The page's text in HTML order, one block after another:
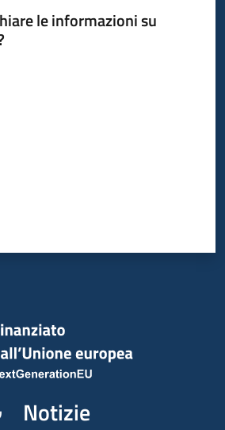
le informazioni su
Notizie